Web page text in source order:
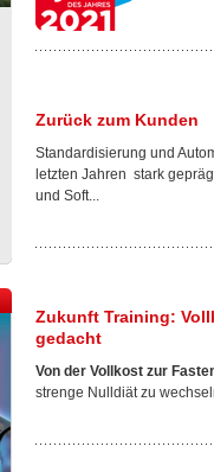
Zurück zum Kunden
Standardisierung und
letzten Jahren stark
und Soft...
Zukunft Training:
gedacht
Von der Vollkost zur
strenge Nulldiät zu